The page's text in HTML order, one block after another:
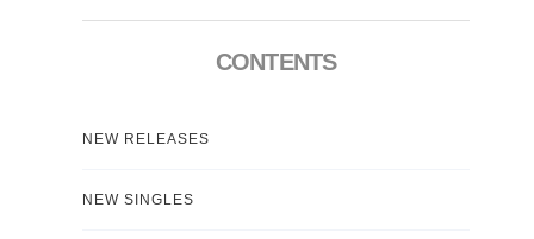
CONTENTS
NEW RELEASES
NEW SINGLES